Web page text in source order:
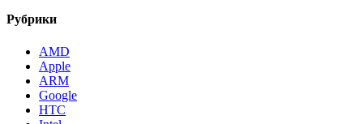
Рубрики
AMD
Apple
ARM
Google
HTC